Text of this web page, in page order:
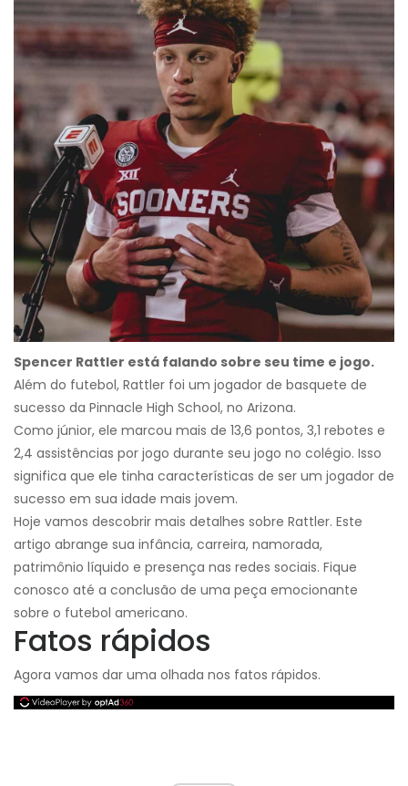
Spencer Rattler está falando sobre seu time e jogo.
Além do futebol, Rattler foi um jogador de basquete de
sucesso da Pinnacle High School, no Arizona.
Como júnior, ele marcou mais de 13,6 pontos, 3,1 rebotes e
2,4 assistências por jogo durante seu jogo no colégio. Isso
significa que ele tinha características de ser um jogador de
sucesso em sua idade mais jovem.
Hoje vamos descobrir mais detalhes sobre Rattler. Este
artigo abrange sua infância, carreira, namorada,
patrimônio líquido e presença nas redes sociais. Fique
conosco até a conclusão de uma peça emocionante
sobre o futebol americano.
Fatos rápidos
Agora vamos dar uma olhada nos fatos rápidos.